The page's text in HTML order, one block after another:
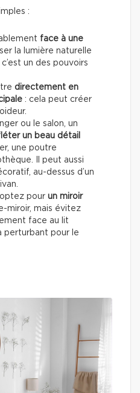
:
face à une
la lumière naturelle
un des pouvoirs
directement en
: cela peut créer
ou le salon, un
un beau détail
une poutre
Il peut aussi
au-dessus d’un
optez pour un miroir
miroir, mais évitez
face au lit
perturbant pour le